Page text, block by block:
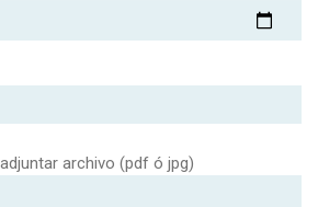
archivo (pdf ó jpg)